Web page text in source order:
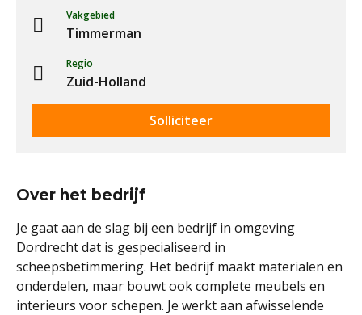
Vakgebied
Timmerman
Regio
Zuid-Holland
Solliciteer
Over het bedrijf
Je gaat aan de slag bij een bedrijf in omgeving
Dordrecht dat is gespecialiseerd in
scheepsbetimmering. Het bedrijf maakt materialen en
onderdelen, maar bouwt ook complete meubels en
interieurs voor schepen. Je werkt aan afwisselende